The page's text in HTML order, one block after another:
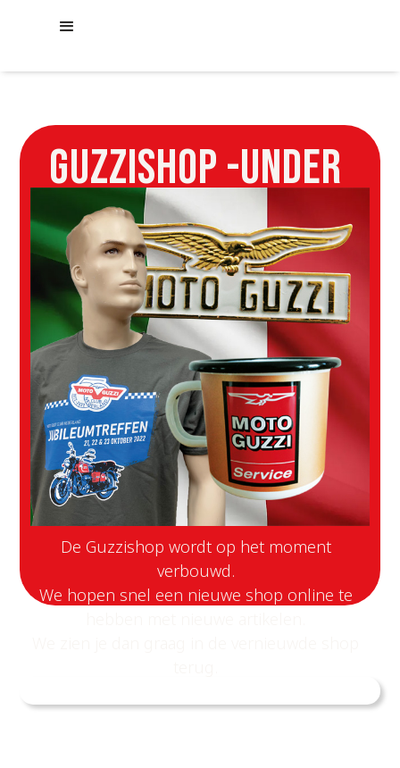
GUZZISHOP -UNDER
CONSTRUCTION-
De Guzzishop wordt op het moment
verbouwd.
We hopen snel een nieuwe shop online te